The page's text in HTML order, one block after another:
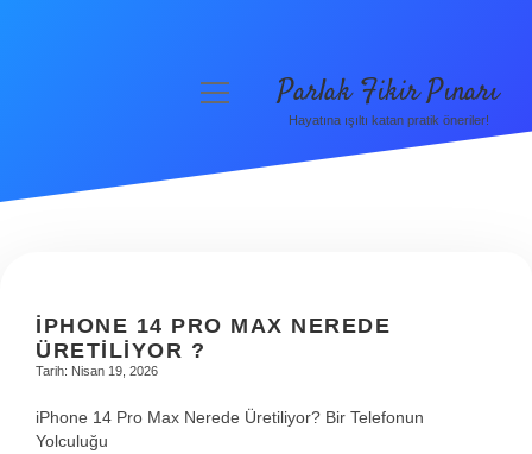
Gizlilik Politikası
menüyü
aç
Parlak Fikir Pınarı
Hayatına ışıltı katan pratik öneriler!
İPHONE 14 PRO MAX NEREDE
ÜRETILIYOR ?
Tarih: Nisan 19, 2026
iPhone 14 Pro Max Nerede Üretiliyor? Bir Telefonun
Yolculuğu